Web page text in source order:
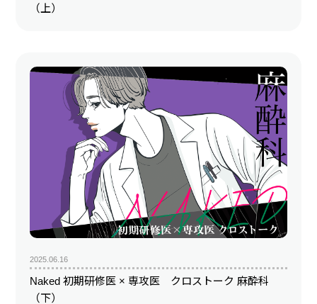
（上）
2025.06.16
Naked 初期研修医 × 専攻医 クロストーク 麻酔科
（下）